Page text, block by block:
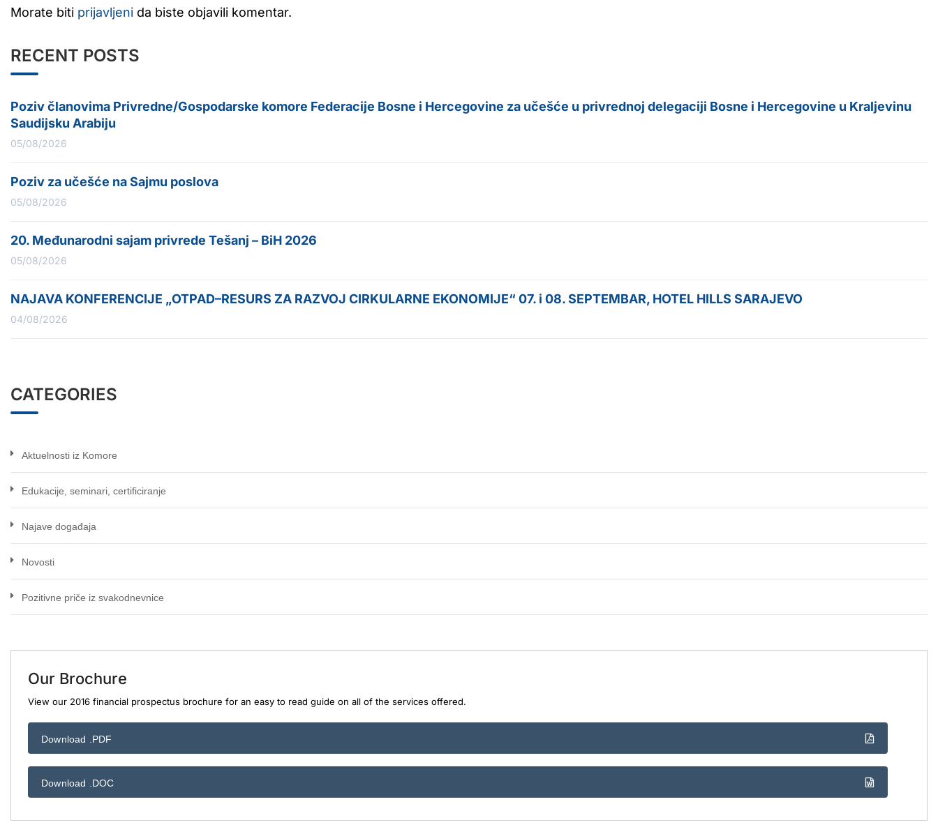
Morate biti prijavljeni da biste objavili komentar.
RECENT POSTS
Poziv članovima Privredne/Gospodarske komore Federacije Bosne i Hercegovine za učešće u privrednoj delegaciji Bosne i Hercegovine u Kraljevinu
Saudijsku Arabiju
05/08/2026
Poziv za učešće na Sajmu poslova
05/08/2026
20. Međunarodni sajam privrede Tešanj – BiH 2026
05/08/2026
NAJAVA KONFERENCIJE „OTPAD–RESURS ZA RAZVOJ CIRKULARNE EKONOMIJE“ 07. i 08. SEPTEMBAR, HOTEL HILLS SARAJEVO
04/08/2026
CATEGORIES
Aktuelnosti iz Komore
Edukacije, seminari, certificiranje
Najave događaja
Novosti
Pozitivne priče iz svakodnevnice
Our Brochure
View our 2016 financial prospectus brochure for an easy to read guide on all of the services offered.
Download .PDF
Download .DOC